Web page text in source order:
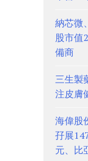
納芯微
股市值
備商
三生製
注皮膚
海偉股
孖展
元、比